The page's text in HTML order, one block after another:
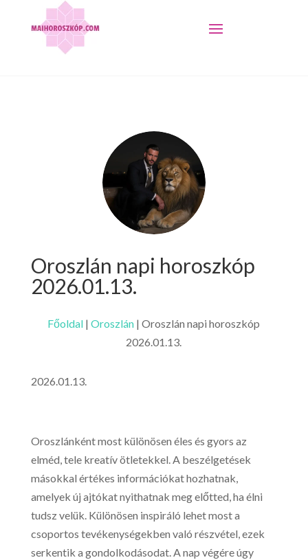
Oroszlán napi horoszkóp
2026.01.13.
Főoldal |Oroszlán |Oroszlán napi horoszkóp
2026.01.13.
2026.01.13.
Oroszlánként most különösen éles és gyors az
elméd, tele kreatív ötletekkel. A beszélgetések
másokkal értékes információkat hozhatnak,
amelyek új ajtókat nyithatnak meg előtted, ha élni
tudsz velük. Különösen inspiráló lehet most a
csoportos tevékenységekben való részvétel, ezek
serkentik a gondolkodásodat. A nap végére úgy